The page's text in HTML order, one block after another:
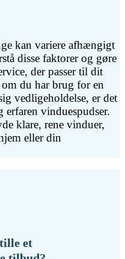
kan variere afhængigt
disse faktorer og gøre
der passer til dit
du har brug for en
vedligeholdelse, er det
vinduespudser.
klare, rene vinduer,
eller din
et